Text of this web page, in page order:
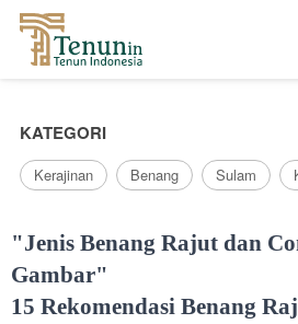
KATEGORI
Kerajinan Benang Sulam
"Jenis Benang Rajut dan
Gambar"
15 Rekomendasi Benang